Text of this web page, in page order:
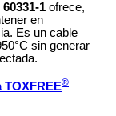
1 ofrece,
en
Es un cable
sin generar
TOXFREE®